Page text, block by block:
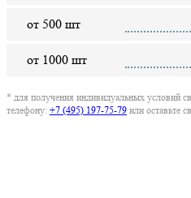
от 500 шт
от 1000 шт
* для получения индивидуальных условий
телефону: +7 (495) 197-75-79 или оставьте